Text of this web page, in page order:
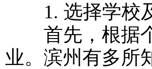
1. 选择学校
首先，根据个
业。滨州有多所